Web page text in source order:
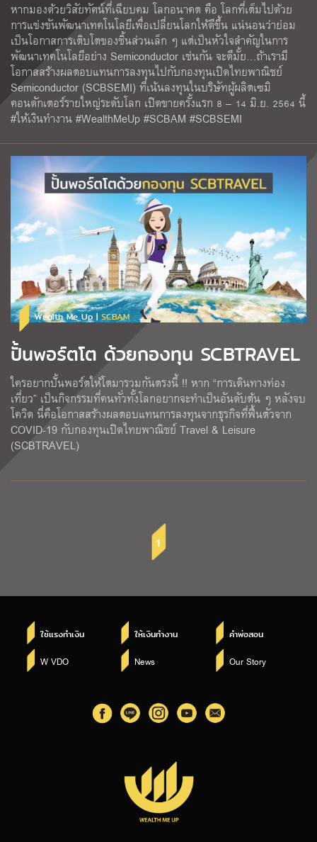
หากมองด้วยวิสัยทัศน์ที่เฉียบคม โลกอนาคต คือ โลกที่เต็มไปด้วย
การแข่งขันพัฒนาเทคโนโลยีเพื่อเปลี่ยนโลกให้ดีขึ้น แน่นอนว่าย่อม
เป็นโอกาสการเติบโตของชิ้นส่วนเล็ก ๆ แต่เป็นหัวใจสำคัญในการ
พัฒนาเทคโนโลยีอย่าง Semiconductor เช่นกัน จะดีมั้ย…ถ้าเรามี
โอกาสสร้างผลตอบแทนการลงทุนไปกับกองทุนเปิดไทยพาณิชย์
Semiconductor (SCBSEMI) ที่เน้นลงทุนในบริษัทผู้ผลิตเซมิ
คอนดักเตอร์รายใหญ่ระดับโลก เปิดขายครั้งแรก 8 – 14 มิ.ย. 2564 นี้
#ให้เงินทำงาน #WealthMeUp #SCBAM #SCBSEMI
Wealth Me Up | SCBAM
ปั้นพอร์ตโต ด้วยกองทุน SCBTRAVEL
ใครอยากปั้นพอร์ตให้โตมารวมกันตรงนี้ !! หาก “การเดินทางท่อง
เที่ยว” เป็นกิจกรรมที่คนทั่วทั้งโลกอยากจะทำเป็นอันดับต้น ๆ หลังจบ
โควิด นี่คือโอกาสสร้างผลตอบแทนการลงทุนจากธุรกิจที่ฟื้นตัวจาก
COVID-19 กับกองทุนเปิดไทยพาณิชย์ Travel & Leisure
(SCBTRAVEL)
1
ใช้แรงทำเงิน ให้เงินทำงาน คำพ่อสอน
W VDO News Our Story